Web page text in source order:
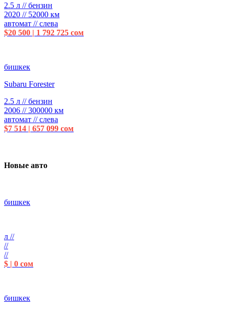
2.5 л // бензин
2020 // 52000 км
автомат // слева
$20 500 | 1 792 725 сом
бишкек
Subaru Forester
2.5 л // бензин
2006 // 300000 км
автомат // слева
$7 514 | 657 099 сом
Новые авто
бишкек
л //
//
//
$ | 0 сом
бишкек